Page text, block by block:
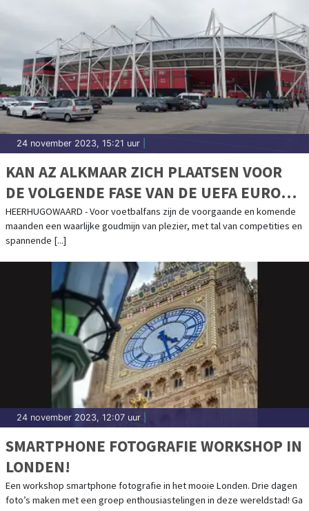
24 november 2023, 15:21 uur
KAN AZ ALKMAAR ZICH PLAATSEN VOOR
DE VOLGENDE FASE VAN DE UEFA EUROPA
CONFERENCE LEAGUE?
HEERHUGOWAARD - Voor voetbalfans zijn de voorgaande en komende
maanden een waarlijke goudmijn van plezier, met tal van competities en
spannende [...]
24 november 2023, 12:07 uur
SMARTPHONE FOTOGRAFIE WORKSHOP IN
LONDEN!
Een workshop smartphone fotografie in het mooie Londen. Drie dagen
foto’s maken met een groep enthousiastelingen in deze wereldstad! Ga